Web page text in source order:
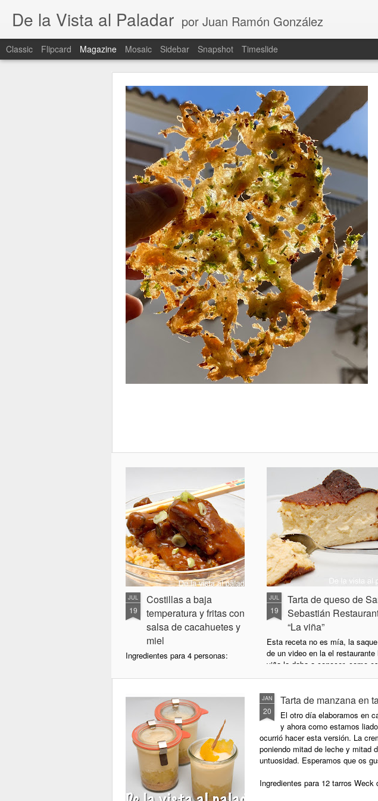
De la Vista al Paladar por Juan Ramón González
Classic Flipcard Magazine Mosaic Sidebar Snapshot Timeslide
JUL
19
Costillas a baja
temperatura y fritas con
salsa de cacahuetes y
miel
Ingredientes para 4 personas:
1,5 kg Costillas de cerdo cortadas
1 cucharadita de ajo en polvo
50 g. de mantequilla de
cacahuetes
20 g. de miel
3 cucharadas de vinagre (de vino
blanco o de arroz)
JUL
19
Tarta de queso de
Sebastián
“La viña”
Esta receta no es mía, la saque
de un video en la el restaurante
viña la daba a conocer, como
realmente buena, la comparto
Ingredientes:
1kg queso crema
7 huevos L
400 gr. de azúcar
JAN
20
Tarta de manzana en
El otro día elaboramos en
y ahora como estamos
ocurrió hacer esta versión. La
poniendo mitad de leche y mitad
untuosidad. Esperamos que os
Ingredientes para 12 tarros Weck